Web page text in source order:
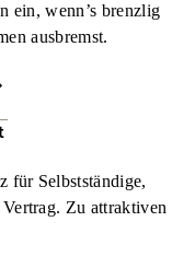
ein, wenn’s brenzlig
ausbremst.
für Selbstständige,
Zu attraktiven